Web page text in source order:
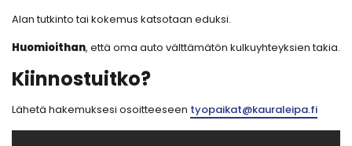
Alan tutkinto tai kokemus katsotaan eduksi.
Huomioithan, että oma auto välttämätön kulkuyhteyksien takia.
Kiinnostuitko?
Lähetä hakemuksesi osoitteeseen tyopaikat@kauraleipa.fi